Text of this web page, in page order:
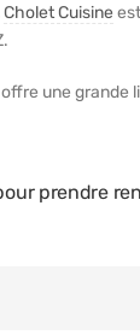
Cholet Cuisine
une grande
prendre